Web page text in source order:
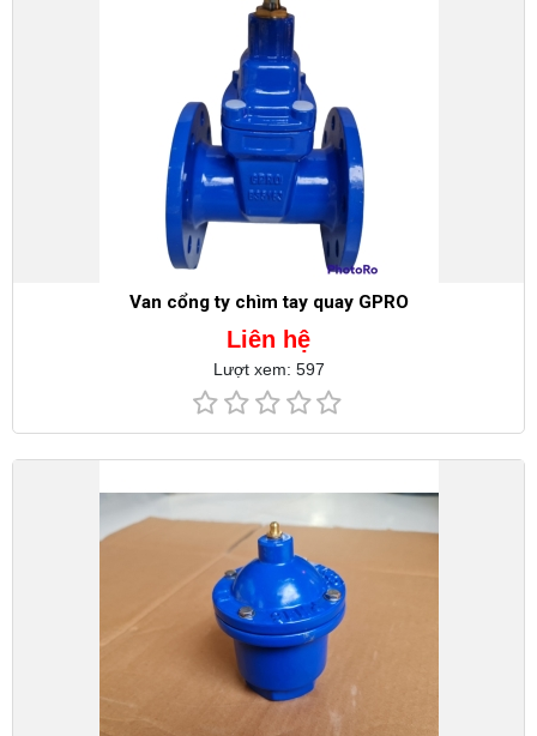
Van cổng ty chìm tay quay GPRO
Liên hệ
Lượt xem: 597